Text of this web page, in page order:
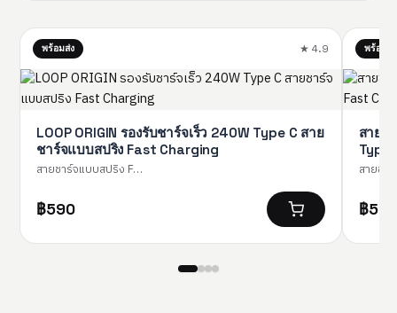
พร้อมส่ง ★ 4.9
LOOP ORIGIN รองรับชาร์จเร็ว 240W Type C สาย
ชาร์จแบบสปริง Fast Charging
สายชาร์จแบบสปริง F…
฿590
พร้อมส่ง
สายช
สายชา
฿590